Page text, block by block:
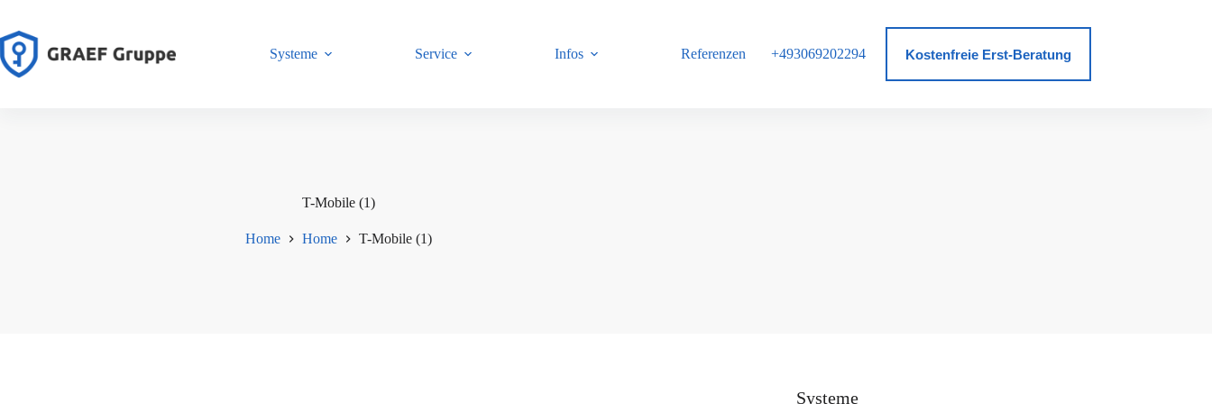
springen
Systeme
Service Infos Referenzen Blog
+493069202294 Kostenfreie Erst-Beratung
T-Mobile (1)
Home Home T-Mobile (1)
Systeme